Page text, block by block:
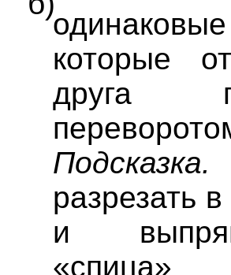
которые
друга
Подсказка.
разрезать
и
«спица»